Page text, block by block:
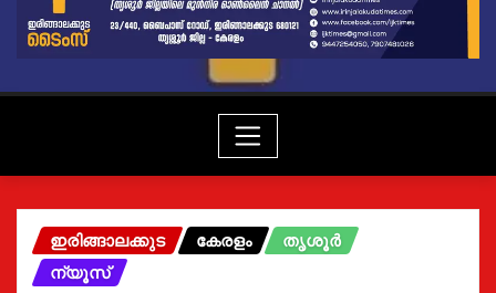
ഇരിങ്ങാലക്കുട കേരളം
തൃശൂർ
ന്യൂസ്